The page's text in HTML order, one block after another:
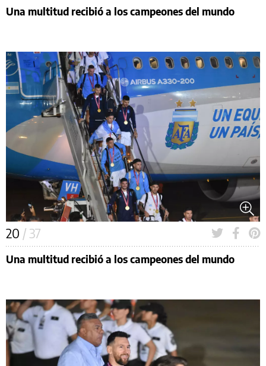
Una multitud recibió a los campeones del mundo
20 / 37
Una multitud recibió a los campeones del mundo